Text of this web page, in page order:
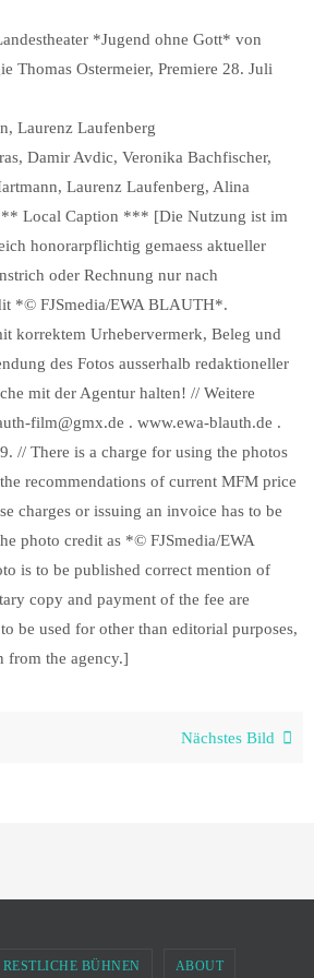
*Jugend ohne Gott* von
Thomas Ostermeier, Premiere 28. Juli
Laurenz Laufenberg
Damir Avdic, Veronika Bachfischer,
Laurenz Laufenberg, Alina
Local Caption *** [Die Nutzung ist im
honorarpflichtig gemaess aktueller
oder Rechnung nur nach
*© FJSmedia/EWA BLAUTH*.
korrektem Urhebervermerk, Beleg und
des Fotos ausserhalb redaktioneller
mit der Agentur halten! // Weitere
film@gmx.de . www.ewa-blauth.de .
// There is a charge for using the photos
recommendations of current MFM price
charges or issuing an invoice has to be
photo credit as *© FJSmedia/EWA
is to be published correct mention of
copy and payment of the fee are
be used for other than editorial purposes,
from the agency.]
Nächstes Bild
RESTLICHE BÜHNEN ABOUT